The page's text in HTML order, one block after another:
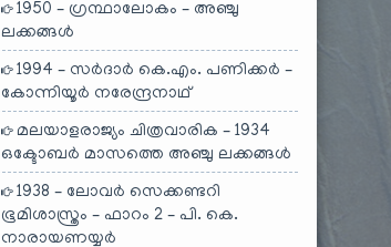
1950 – ഗ്രന്ഥാലോകം – അഞ്ചു
ലക്കങ്ങൾ
1994 – സർദാർ കെ.എം. പണിക്കർ –
കോന്നിയൂർ നരേന്ദ്രനാഥ്
മലയാളരാജ്യം ചിത്രവാരിക – 1934
ഒക്ടോബർ മാസത്തെ അഞ്ചു ലക്കങ്ങൾ
1938 – ലോവർ സെക്കണ്ടറി
ഭൂമിശാസ്ത്രം – ഫാറം 2 – പി. കെ.
നാരായണയ്യർ